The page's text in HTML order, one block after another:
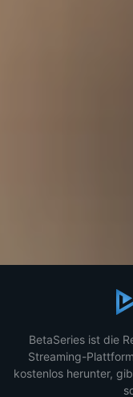
BetaSeries ist die
Streaming-
kostenlos herunter,